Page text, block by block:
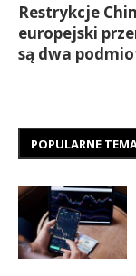
Restrykcje
europejski
są dwa
POPULARNE